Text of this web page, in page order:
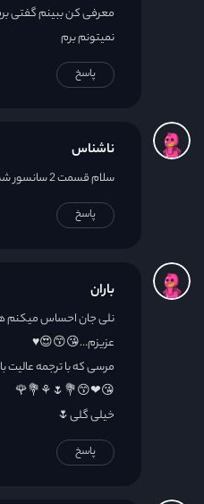
معرفی کن ببینم گفتی
نمیتونم برم
پاسخ
ناشناس
سلام قسمت 2 سانسور شده انگار
پاسخ
باران
نلی جان احساس میکنم
عزیزم…😘😙😍♥️
مرسی که با ترجمه عالیت
😘❤😙💐🌷⚘💐🌹
خیلی گلی🌷
پاسخ